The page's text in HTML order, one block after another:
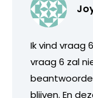
Ik vind vraag
vraag 6 zal
blijven. En